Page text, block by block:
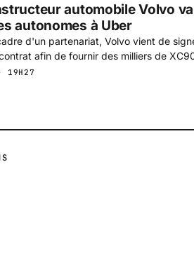
automobile Volvo
autonomes à Uber
d'un partenariat, Volvo vient de
afin de fournir des milliers de
19H27